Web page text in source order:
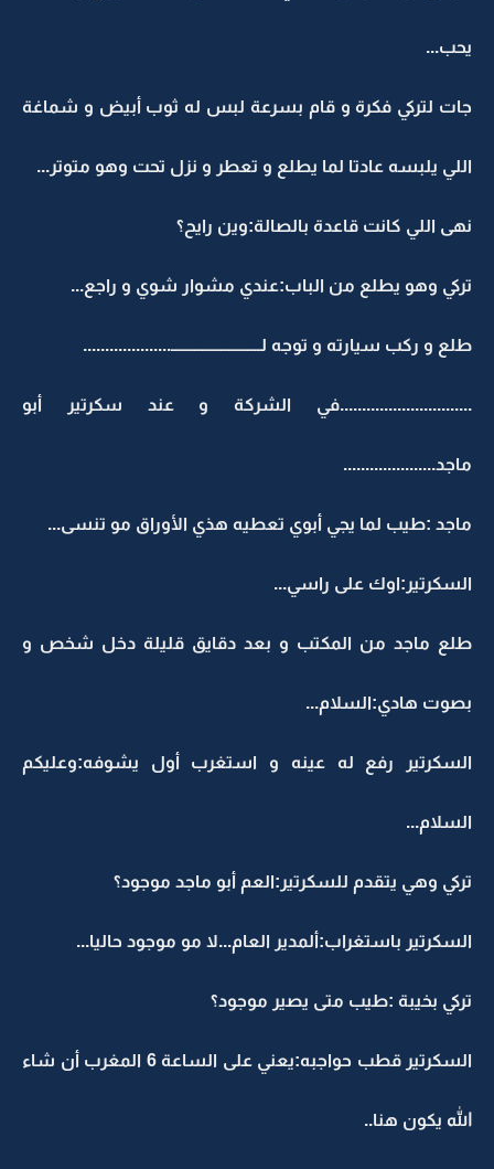
يحب...
جات لتركي فكرة و قام بسرعة لبس له ثوب أبيض و شماغة
اللي يلبسه عادتا لما يطلع و تعطر و نزل تحت وهو متوتر...
نهى اللي كانت قاعدة بالصالة:وين رايح؟
تركي وهو يطلع من الباب:عندي مشوار شوي و راجع...
طلع و ركب سيارته و توجه لـــــــــــــــــــــــــــ....................
..............................في الشركة و عند سكرتير أبو
ماجد.....................
ماجد :طيب لما يجي أبوي تعطيه هذي الأوراق مو تنسى...
السكرتير:اوك على راسي...
طلع ماجد من المكتب و بعد دقايق قليلة دخل شخص و
بصوت هادي:السلام...
السكرتير رفع له عينه و استغرب أول يشوفه:وعليكم
السلام...
تركي وهي يتقدم للسكرتير:العم أبو ماجد موجود؟
السكرتير باستغراب:ألمدير العام...لا مو موجود حاليا...
تركي بخيبة :طيب متى يصير موجود؟
السكرتير قطب حواجبه:يعني على الساعة 6 المغرب أن شاء
الله يكون هنا..